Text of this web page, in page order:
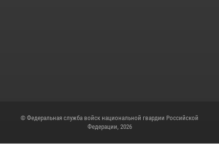
© Федеральная служба войск национальной гвардии Российской
Федерации, 2026